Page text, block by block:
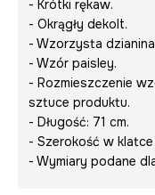
- Krótki rękaw.
- Okrągły dekolt.
- Wzorzysta
- Wzór paisley.
- Rozmieszczenie
sztuce produktu.
- Długość: 71 cm.
- Szerokość w
- Wymiary podane